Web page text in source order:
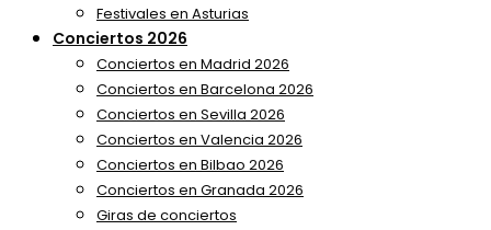
Festivales en Asturias
Conciertos 2026
Conciertos en Madrid 2026
Conciertos en Barcelona 2026
Conciertos en Sevilla 2026
Conciertos en Valencia 2026
Conciertos en Bilbao 2026
Conciertos en Granada 2026
Giras de conciertos